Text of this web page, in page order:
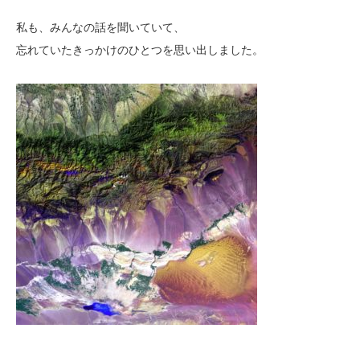
私も、みんなの話を聞いていて、
忘れていたきっかけのひとつを思い出しました。